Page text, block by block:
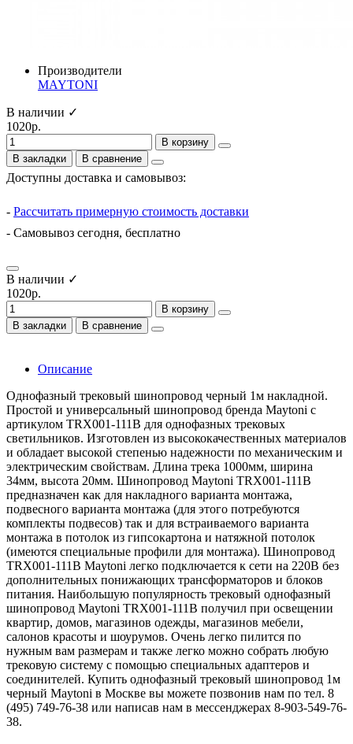
Производители
MAYTONI
В наличии ✓
1020р.
В корзину
В закладки
В сравнение
Доступны доставка и самовывоз:
- Рассчитать примерную стоимость доставки
- Самовывоз сегодня, бесплатно
В наличии ✓
1020р.
В корзину
В закладки
В сравнение
Описание
Однофазный трековый шинопровод черный 1м накладной.
Простой и универсальный шинопровод бренда Maytoni с
артикулом TRX001-111B для однофазных трековых
светильников. Изготовлен из высококачественных материалов
и обладает высокой степенью надежности по механическим и
электрическим свойствам. Длина трека 1000мм, ширина
34мм, высота 20мм. Шинопровод Maytoni TRX001-111B
предназначен как для накладного варианта монтажа,
подвесного варианта монтажа (для этого потребуются
комплекты подвесов) так и для встраиваемого варианта
монтажа в потолок из гипсокартона и натяжной потолок
(имеются специальные профили для монтажа). Шинопровод
TRX001-111B Maytoni легко подключается к сети на 220В без
дополнительных понижающих трансформаторов и блоков
питания. Наибольшую популярность трековый однофазный
шинопровод Maytoni TRX001-111B получил при освещении
квартир, домов, магазинов одежды, магазинов мебели,
салонов красоты и шоурумов. Очень легко пилится по
нужным вам размерам и также легко можно собрать любую
трековую систему с помощью специальных адаптеров и
соединителей. Купить однофазный трековый шинопровод 1м
черный Maytoni в Москве вы можете позвонив нам по тел. 8
(495) 749-76-38 или написав нам в мессенджерах 8-903-549-76-
38.